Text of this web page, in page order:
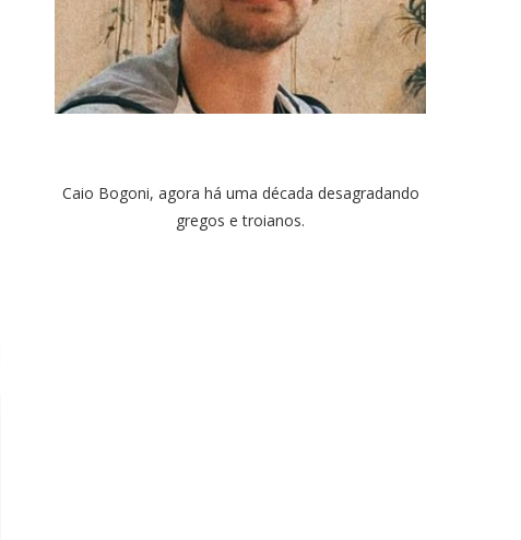
Caio Bogoni, agora há uma década desagradando
gregos e troianos.